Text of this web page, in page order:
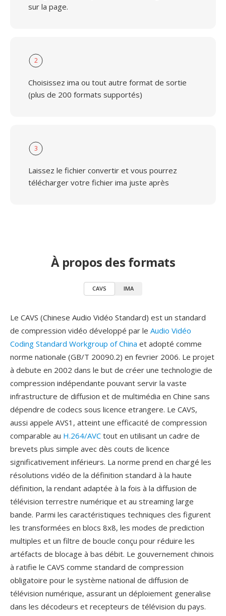
sur la page.
2
Choisissez ima ou tout autre format de sortie
(plus de 200 formats supportés)
3
Laissez le fichier convertir et vous pourrez
télécharger votre fichier ima juste après
À propos des formats
CAVS IMA
Le CAVS (Chinese Audio Vidéo Standard) est un standard
de compression vidéo développé par le Audio Vidéo
Coding Standard Workgroup of China et adopté comme
norme nationale (GB/T 20090.2) en fevrier 2006. Le projet
à debute en 2002 dans le but de créer une technologie de
compression indépendante pouvant servir la vaste
infrastructure de diffusion et de multimédia en Chine sans
dépendre de codecs sous licence etrangere. Le CAVS,
aussi appele AVS1, atteint une efficacité de compression
comparable au H.264/AVC tout en utilisant un cadre de
brevets plus simple avec dès couts de licence
significativement inférieurs. La norme prend en chargé les
résolutions vidéo de la définition standard à la haute
définition, la rendant adaptée à la fois à la diffusion de
télévision terrestre numérique et au streaming large
bande. Parmi les caractéristiques techniques cles figurent
les transformées en blocs 8x8, les modes de prediction
multiples et un filtre de boucle conçu pour réduire les
artéfacts de blocage à bas débit. Le gouvernement chinois
à ratifie le CAVS comme standard de compression
obligatoire pour le système national de diffusion de
télévision numérique, assurant un déploiement generalise
dans les décodeurs et recepteurs de télévision du pays.